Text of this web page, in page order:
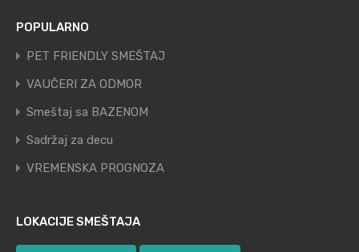
POPULARNO
PET FRIENDLY SMEŠTAJ
VAUČERI ZA ODMOR
Smeštaj sa BAZENOM
Sadržaj za decu
VREMENSKA PROGNOZA
LOKACIJE SMEŠTAJA